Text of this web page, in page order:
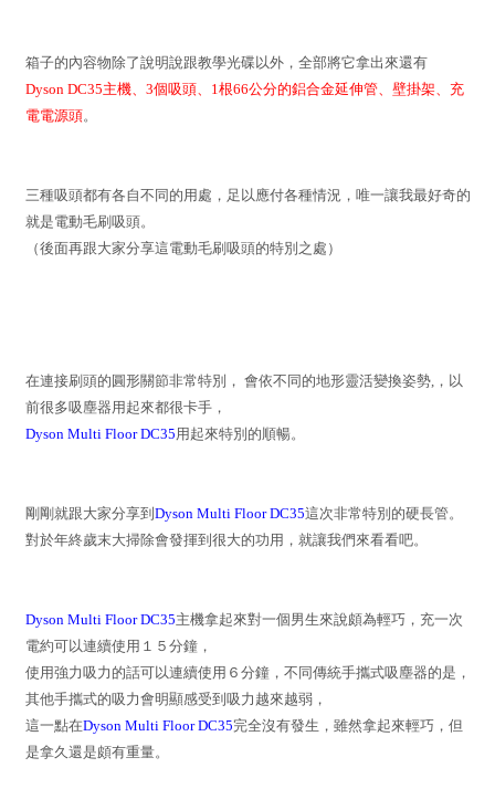
箱子的內容物除了說明說跟教學光碟以外，全部將它拿出來還有
Dyson DC35主機、3個吸頭、1根66公分的鋁合金延伸管、壁掛架、充
電電源頭。
三種吸頭都有各自不同的用處，足以應付各種情況，唯一讓我最好奇的
就是電動毛刷吸頭。
（後面再跟大家分享這電動毛刷吸頭的特別之處）
在連接刷頭的圓形關節非常特別， 會依不同的地形靈活變換姿勢,，以
前很多吸塵器用起來都很卡手，
Dyson Multi Floor DC35用起來特別的順暢。
剛剛就跟大家分享到 Dyson Multi Floor DC35這次非常特別的硬長管。
對於年終歲末大掃除會發揮到很大的功用，就讓我們來看看吧。
Dyson Multi Floor DC35主機拿起來對一個男生來說頗為輕巧，充一次
電約可以連續使用１５分鐘，
使用強力吸力的話可以連續使用６分鐘，不同傳統手攜式吸塵器的是，
其他手攜式的吸力會明顯感受到吸力越來越弱，
這一點在Dyson Multi Floor DC35完全沒有發生，雖然拿起來輕巧，但
是拿久還是頗有重量。